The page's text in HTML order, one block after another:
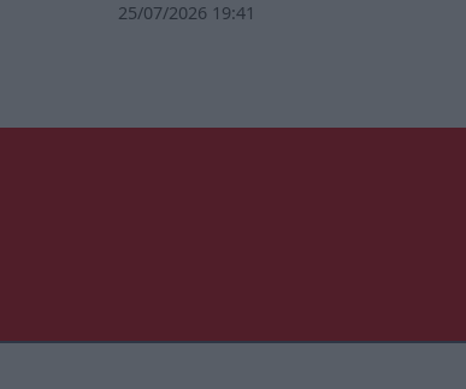
25/07/2026 19:41